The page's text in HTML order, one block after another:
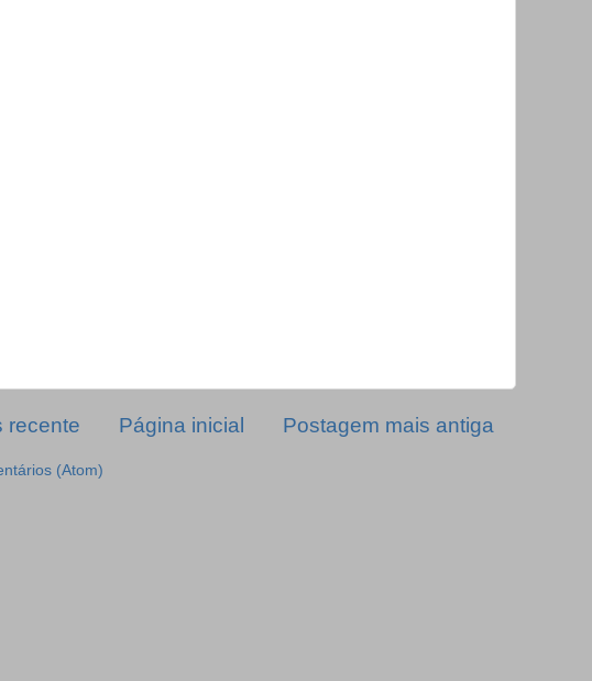
recente Postagem mais antiga
Página inicial
(Atom)